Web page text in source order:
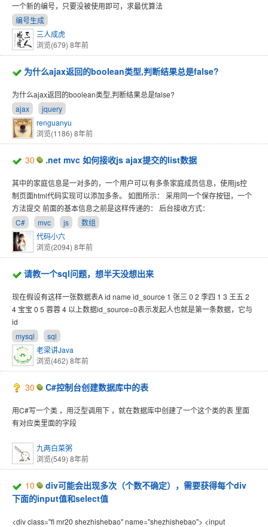
一个新的编号，只要没被使用即可，求最优算法
编号生成
三人成虎
浏览(679) 8年前
为什么ajax返回的boolean类型,判断结果总是false?
为什么ajax返回的boolean类型,判断结果总是false?
ajax
jquery
renguanyu
浏览(1186) 8年前
30 .net mvc 如何接收js ajax提交的list数据
其中的家庭信息是一对多的，一个用户可以有多条家庭成员信息，使用js控
制页面html代码实现可以添加多条。 如图所示： 采用同一个保存按钮，一个
方法提交 前面的基本信息之前是这样传递的： 后台接收方式：
C#
mvc js
数组
代码小六
浏览(2094) 8年前
请教一个sql问题，想半天没想出来
现在假设有这样一张数据表A id name id_source 1 张三 0 2 李四 1 3 王五 2
4 宝宝 0 5 蓉蓉 4 以上数据id_source=0表示发起人也就是第一条数据，它与
id
mysql
sql
老梁讲Java
浏览(462) 8年前
30 C#控制台创建数据库中的表
用C#写一个类 ，用泛型调用下 ，就在数据库中创建了一个这个类的表 里面
有对应类里面的字段
九两白菜粥
浏览(549) 8年前
10
div可能会出现多次（个数不确定），需要获得每个div
下面的input值和select值
<div class="fl mr20 shezhishebao" name="shezhishebao"> <input